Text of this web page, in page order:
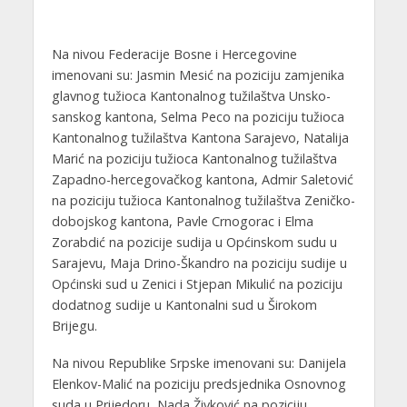
Na nivou Federacije Bosne i Hercegovine
imenovani su: Jasmin Mesić na poziciju zamjenika
glavnog tužioca Kantonalnog tužilaštva Unsko-
sanskog kantona, Selma Peco na poziciju tužioca
Kantonalnog tužilaštva Kantona Sarajevo, Natalija
Marić na poziciju tužioca Kantonalnog tužilaštva
Zapadno-hercegovačkog kantona, Admir Saletović
na poziciju tužioca Kantonalnog tužilaštva Zeničko-
dobojskog kantona, Pavle Crnogorac i Elma
Zorabdić na pozicije sudija u Općinskom sudu u
Sarajevu, Maja Drino-Škandro na poziciju sudije u
Općinski sud u Zenici i Stjepan Mikulić na poziciju
dodatnog sudije u Kantonalni sud u Širokom
Brijegu.
Na nivou Republike Srpske imenovani su: Danijela
Elenkov-Malić na poziciju predsjednika Osnovnog